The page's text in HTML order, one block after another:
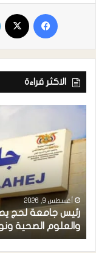
الاكثر قراءة
أغسطس 9, 2026
رئيس جامعة لحج
والعلوم الصحية